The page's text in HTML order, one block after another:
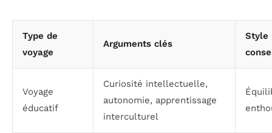
Type de
voyage
Arguments clés
Style
Voyage
éducatif
Curiosité intellectuelle,
autonomie, apprentissage
interculturel